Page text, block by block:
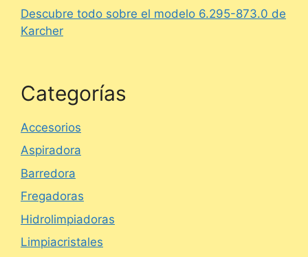
Descubre todo sobre el modelo 6.295-873.0 de
Karcher
Categorías
Accesorios
Aspiradora
Barredora
Fregadoras
Hidrolimpiadoras
Limpiacristales